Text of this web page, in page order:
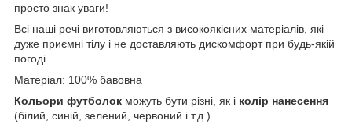
просто знак уваги!
Всі наші речі виготовляються з високоякісних матеріалів, які
дуже приємні тілу і не доставляють дискомфорт при будь-якій
погоді.
Матеріал: 100% бавовна
Кольори футболок можуть бути різні, як і колір нанесення
(білий, синій, зелений, червоний і т.д.)